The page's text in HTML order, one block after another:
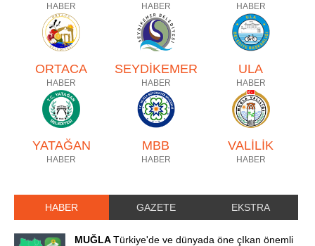
HABER HABER HABER
ORTACA
HABER
SEYDİKEMER
HABER
ULA
HABER
YATAĞAN
HABER
MBB
HABER
VALİLİK
HABER
HABER GAZETE EKSTRA
MUĞLATürkiye'de ve dünyada öne çIkan önemli